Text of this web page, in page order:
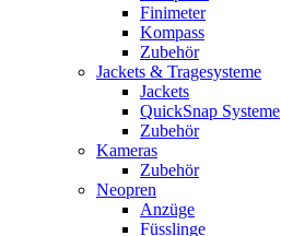
Finimeter
Kompass
Zubehör
Jackets & Tragesysteme
Jackets
QuickSnap Systeme
Zubehör
Kameras
Zubehör
Neopren
Anzüge
Füsslinge